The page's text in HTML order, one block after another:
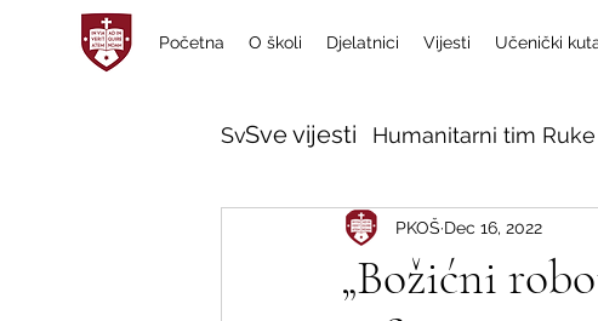
Početna O školi Djelatnici Vijesti Učenički
Sve vijesti Humanitarni tim
„Božićni
PKOŠ Dec 16, 2022
Sve vijesti